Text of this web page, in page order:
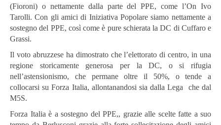
(Fioroni) o nettamente dalla parte del PPE, come l’On Ivo
Tarolli. Con gli amici di Iniziativa Popolare siamo nettamente a
sostegno del PPE, così come è pure schierata la DC di Cuffaro e
Grassi.
Il voto abruzzese ha dimostrato che l’elettorato di centro, in una
regione storicamente generosa per la DC, o si rifugia
nell’astensionismo, che permane oltre il 50%, o tende a
collocarsi su Forza Italia, allontanandosi sia dalla Lega che dal
M5S.
Forza Italia è a sostegno del PPE,, grazie alle scelte fatte a suo